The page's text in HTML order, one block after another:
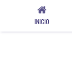
INICIO